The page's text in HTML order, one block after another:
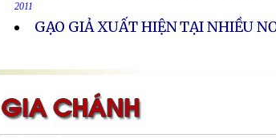
2011
GẠO GIẢ XUẤT HIỆN TẠI NHIỀU